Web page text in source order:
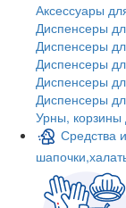
Аксессуары
Диспенсеры
Диспенсеры
Диспенсеры
Диспенсеры
Диспенсеры
Урны, корзины
Средства